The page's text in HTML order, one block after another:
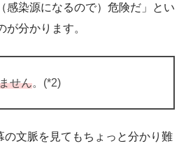
感染源になるので）危険だ」とい
が分かります。
せん。(*2)
の文脈を見てもちょっと分かり難